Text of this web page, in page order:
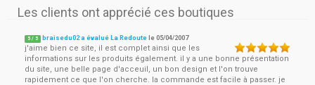
Les clients ont apprécié ces boutiques
5 / 5 braisedu02 a évalué La Redoute le05/04/2007
j'aime bien ce site, il est complet ainsi que les
informations sur les produits également. il y a une bonne présentation
du site, une belle page d'acceuil, un bon design et l'on trouve
rapidement ce que l'on cherche. la commande est facile à passer. je